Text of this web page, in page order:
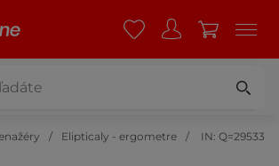
Elipticaly - ergometre IN: Q=29533